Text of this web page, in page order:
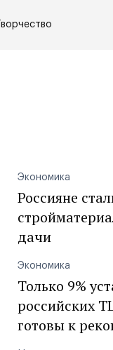
Творчество
Экономика
Россияне
дачи
Экономика
Только 9%
российских
готовы к